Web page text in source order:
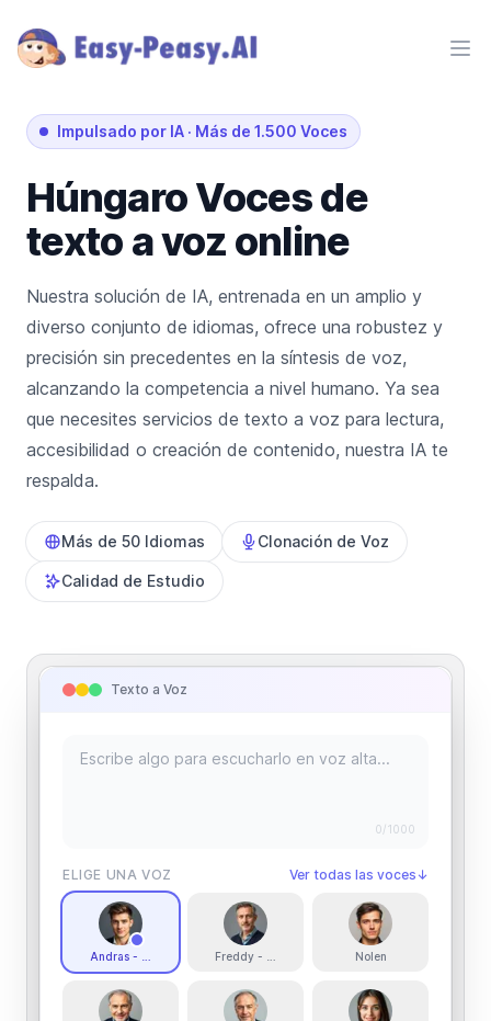
Impulsado por IA · Más de 1.500 Voces
HúngaroVoces de
texto a voz online
Nuestra solución de IA, entrenada en un amplio y
diverso conjunto de idiomas, ofrece una robustez y
precisión sin precedentes en la síntesis de voz,
alcanzando la competencia a nivel humano. Ya sea
que necesites servicios de texto a voz para lectura,
accesibilidad o creación de contenido, nuestra IA te
respalda.
Más de 50 Idiomas Clonación de Voz
Calidad de Estudio
Texto a Voz
0/1000
ELIGE UNA VOZ Ver todas las voces ↓
Andras - Hungarian MaleFreddy - Pro Actor Nolen